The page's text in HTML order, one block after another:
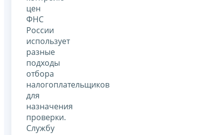
цен
ФНС
России
использует
разные
подходы
отбора
налогоплательщиков
для
назначения
проверки.
Службу